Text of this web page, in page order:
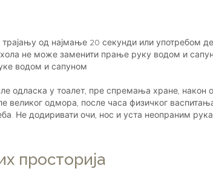
од најмање 20 секунди или употребом
не може заменити прање руку водом и
водом и сапуном
одласка у тоалет, пре спремања хране,
великог одмора, после часа физичког
Не додиривати очи, нос и уста неопраним
просторија